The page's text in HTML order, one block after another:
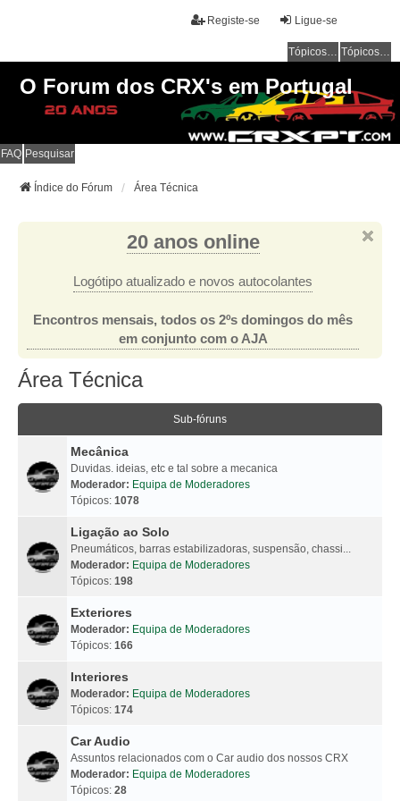
Ligue-se
Registe-se
Tópicos sem resposta Tópicos ativos
O Forum dos CRX's em Portugal
FAQ Pesquisar
Índice do Fórum Área Técnica
20 anos online
Logótipo atualizado e novos autocolantes
Encontros mensais, todos os 2ºs domingos do mês
em conjunto com o AJA
Área Técnica
Sub-fóruns
Mecânica
Duvidas. ideias, etc e tal sobre a mecanica
Moderador: Equipa de Moderadores
Tópicos: 1078
Ligação ao Solo
Pneumáticos, barras estabilizadoras, suspensão, chassi...
Moderador: Equipa de Moderadores
Tópicos: 198
Exteriores
Moderador: Equipa de Moderadores
Tópicos: 166
Interiores
Moderador: Equipa de Moderadores
Tópicos: 174
Car Audio
Assuntos relacionados com o Car audio dos nossos CRX
Moderador: Equipa de Moderadores
Tópicos: 28